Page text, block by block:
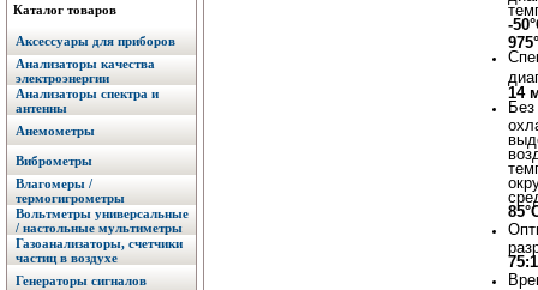
Каталог товаров
Аксессуары для приборов
Анализаторы качества
электроэнергии
Анализаторы спектра и
антенны
Анемометры
Виброметры
Влагомеры /
термогигрометры
Вольтметры универсальные
/ настольные мультиметры
Газоанализаторы, счетчики
частиц в воздухе
Генераторы сигналов
-
14
Без
75:1